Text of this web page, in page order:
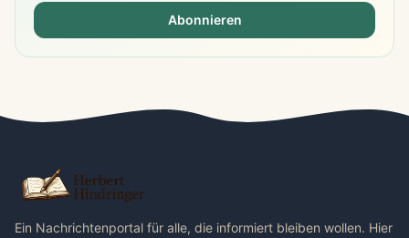
Abonnieren
Ein Nachrichtenportal für alle, die informiert bleiben wollen. Hier